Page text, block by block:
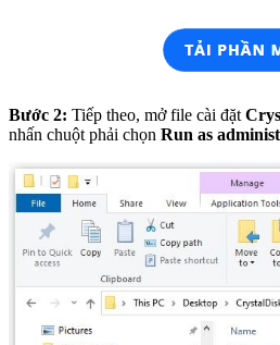
Bước 2: Tiếp theo, mở file cài đặt
nhấn chuột phải chọn Run as